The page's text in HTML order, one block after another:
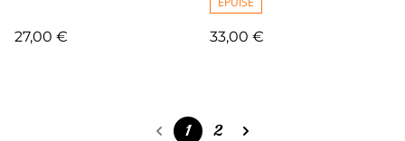
27,00 € 33,00 €
1 2